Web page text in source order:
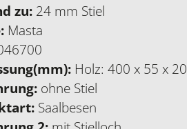
zu: 24 mm Stiel
Masta
Holz: 400 x 55 x 20
ohne Stiel
Saalbesen